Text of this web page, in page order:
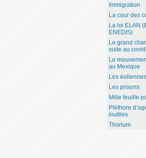
Immigration
La cour des
La loi ELAN
ENEDIS)
Le grand
suite au covid
Le
au Mexique
Les éoliennes
Les prisons
Mille feuille
Pléthore
inutiles
Thorium